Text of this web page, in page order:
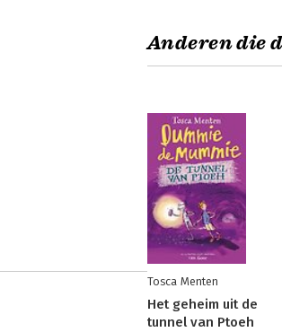
Anderen die
Tosca Menten
Het geheim uit de
tunnel van Ptoeh